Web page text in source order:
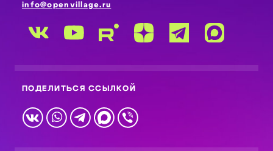
info@openvillage.ru
ПОДЕЛИТЬСЯ ССЫЛКОЙ